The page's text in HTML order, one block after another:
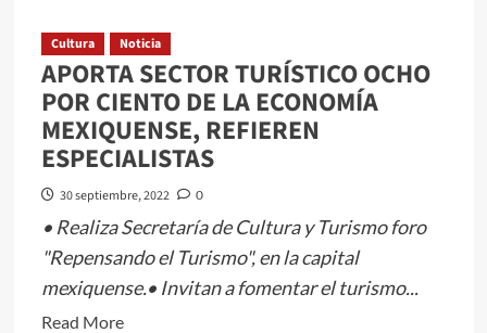
Cultura Noticia
APORTA SECTOR TURÍSTICO OCHO
POR CIENTO DE LA ECONOMÍA
MEXIQUENSE, REFIEREN
ESPECIALISTAS
30 septiembre, 2022 0
• Realiza Secretaría de Cultura y Turismo foro
"Repensando el Turismo", en la capital
mexiquense.• Invitan a fomentar el turismo...
Read MoreRead